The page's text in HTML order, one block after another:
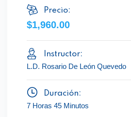
Precio:
$1,960.00
Instructor:
L.D. Rosario De León Quevedo
Duración:
7 Horas 45 Minutos